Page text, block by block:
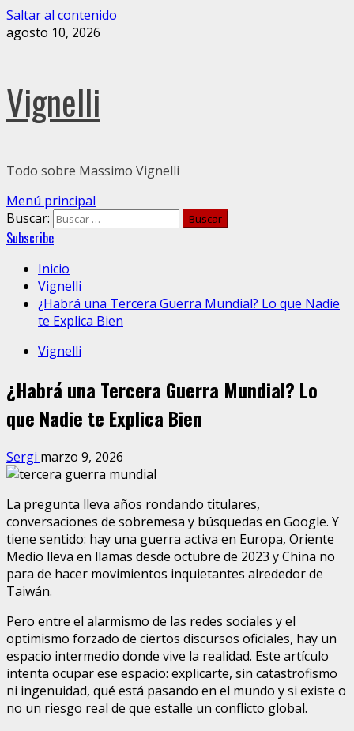
Saltar al contenido
agosto 10, 2026
Vignelli
Todo sobre Massimo Vignelli
Menú principal
Buscar:
Subscribe
Inicio
Vignelli
¿Habrá una Tercera Guerra Mundial? Lo que Nadie
te Explica Bien
Vignelli
¿Habrá una Tercera Guerra Mundial? Lo
que Nadie te Explica Bien
Sergi marzo 9, 2026
La pregunta lleva años rondando titulares,
conversaciones de sobremesa y búsquedas en Google. Y
tiene sentido: hay una guerra activa en Europa, Oriente
Medio lleva en llamas desde octubre de 2023 y China no
para de hacer movimientos inquietantes alrededor de
Taiwán.
Pero entre el alarmismo de las redes sociales y el
optimismo forzado de ciertos discursos oficiales, hay un
espacio intermedio donde vive la realidad. Este artículo
intenta ocupar ese espacio: explicarte, sin catastrofismo
ni ingenuidad, qué está pasando en el mundo y si existe o
no un riesgo real de que estalle un conflicto global.